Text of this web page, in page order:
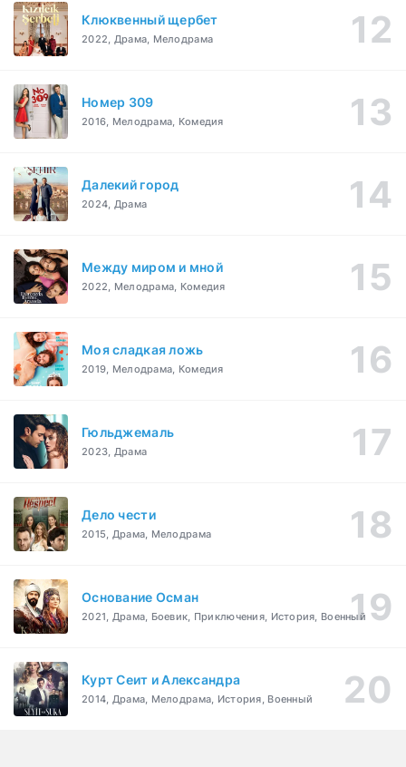
Клюквенный щербет
2022, Драма, Мелодрама
Номер 309
2016, Мелодрама, Комедия
Далекий город
2024, Драма
Между миром и мной
2022, Мелодрама, Комедия
Моя сладкая ложь
2019, Мелодрама, Комедия
Гюльджемаль
2023, Драма
Дело чести
2015, Драма, Мелодрама
Основание Осман
2021, Драма, Боевик, Приключения, История, Военный
Курт Сеит и Александра
2014, Драма, Мелодрама, История, Военный